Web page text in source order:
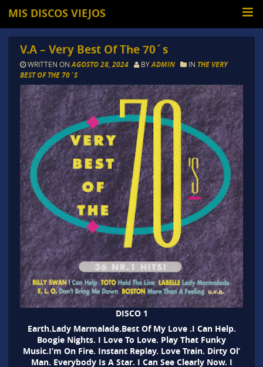
MIS DISCOS VIEJOS
V.A – Very Best Of The 70´s
WRITTEN ON AGOSTO 28, 2024 BYADMIN IN THE VERY
BEST OF THE 70´S
DISCO 1
Earth.Lady Marmalade.Best Of My Love .I Can Help.
Boogie Nights. I Love To Love. Play That Funky
Music.I’m On Fire. Instant Replay. Love Train. Dirty Ol’
Man. Everybody Is A Star. I Can See Clearly Now. I